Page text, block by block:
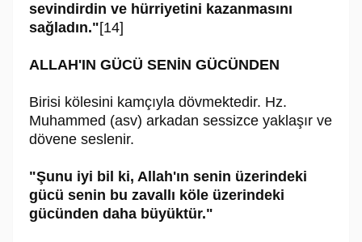
sevindirdin ve hürriyetini kazanmasını
sağladın."[14]
ALLAH'IN GÜCÜ SENİN GÜCÜNDEN
Birisi kölesini kamçıyla dövmektedir. Hz.
Muhammed (asv) arkadan sessizce yaklaşır ve
dövene seslenir.
"Şunu iyi bil ki, Allah'ın senin üzerindeki
gücü senin bu zavallı köle üzerindeki
gücünden daha büyüktür."